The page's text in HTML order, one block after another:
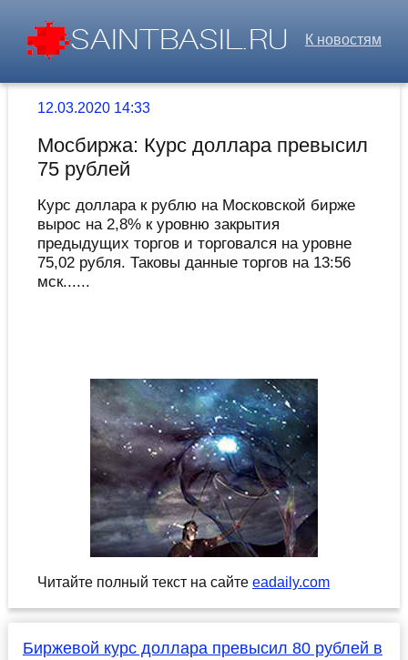
К новостям
12.03.2020 14:33
Мосбиржа: Курс доллара превысил
75 рублей
Курс доллара к рублю на Московской бирже
вырос на 2,8% к уровню закрытия
предыдущих торгов и торговался на уровне
75,02 рубля. Таковы данные торгов на 13:56
мск......
Читайте полный текст на сайте eadaily.com
Биржевой курс доллара превысил 80 рублей в